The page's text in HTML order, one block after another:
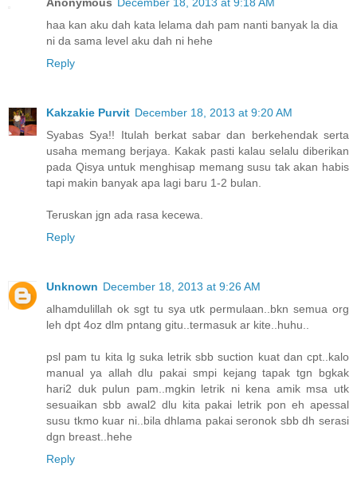
haa kan aku dah kata lelama dah pam nanti banyak la dia
ni da sama level aku dah ni hehe
Reply
Kakzakie Purvit December 18, 2013 at 9:20 AM
Syabas Sya!! Itulah berkat sabar dan berkehendak serta
usaha memang berjaya. Kakak pasti kalau selalu diberikan
pada Qisya untuk menghisap memang susu tak akan habis
tapi makin banyak apa lagi baru 1-2 bulan.
Teruskan jgn ada rasa kecewa.
Reply
Unknown December 18, 2013 at 9:26 AM
alhamdulillah ok sgt tu sya utk permulaan..bkn semua org
leh dpt 4oz dlm pntang gitu..termasuk ar kite..huhu..
psl pam tu kita lg suka letrik sbb suction kuat dan cpt..kalo
manual ya allah dlu pakai smpi kejang tapak tgn bgkak
hari2 duk pulun pam..mgkin letrik ni kena amik msa utk
sesuaikan sbb awal2 dlu kita pakai letrik pon eh apessal
susu tkmo kuar ni..bila dhlama pakai seronok sbb dh serasi
dgn breast..hehe
Reply